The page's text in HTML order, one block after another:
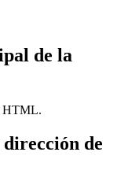
de la
HTML.
de